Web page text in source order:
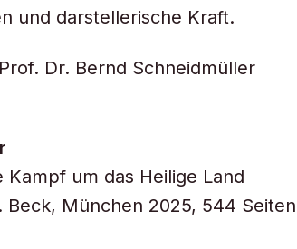
und darstellerische Kraft.
Dr. Bernd Schneidmüller
Kampf um das Heilige Land
Beck, München 2025, 544